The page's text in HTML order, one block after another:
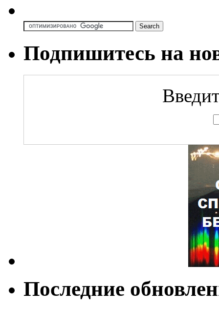
Подпишитесь на
Последние